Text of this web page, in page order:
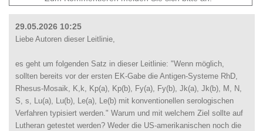
29.05.2026 10:25
Liebe Autoren dieser Leitlinie,
es geht um folgenden Satz in dieser Leitlinie: "Wenn möglich,
sollten bereits vor der ersten EK-Gabe die Antigen-Systeme RhD,
Rhesus-Mosaik, K,k, Kp(a), Kp(b), Fy(a), Fy(b), Jk(a), Jk(b), M, N,
S, s, Lu(a), Lu(b), Le(a), Le(b) mit konventionellen serologischen
Verfahren typisiert werden." Warum und mit welchem Ziel sollte auf
Lutheran getestet werden? Weder die US-amerikanischen noch die